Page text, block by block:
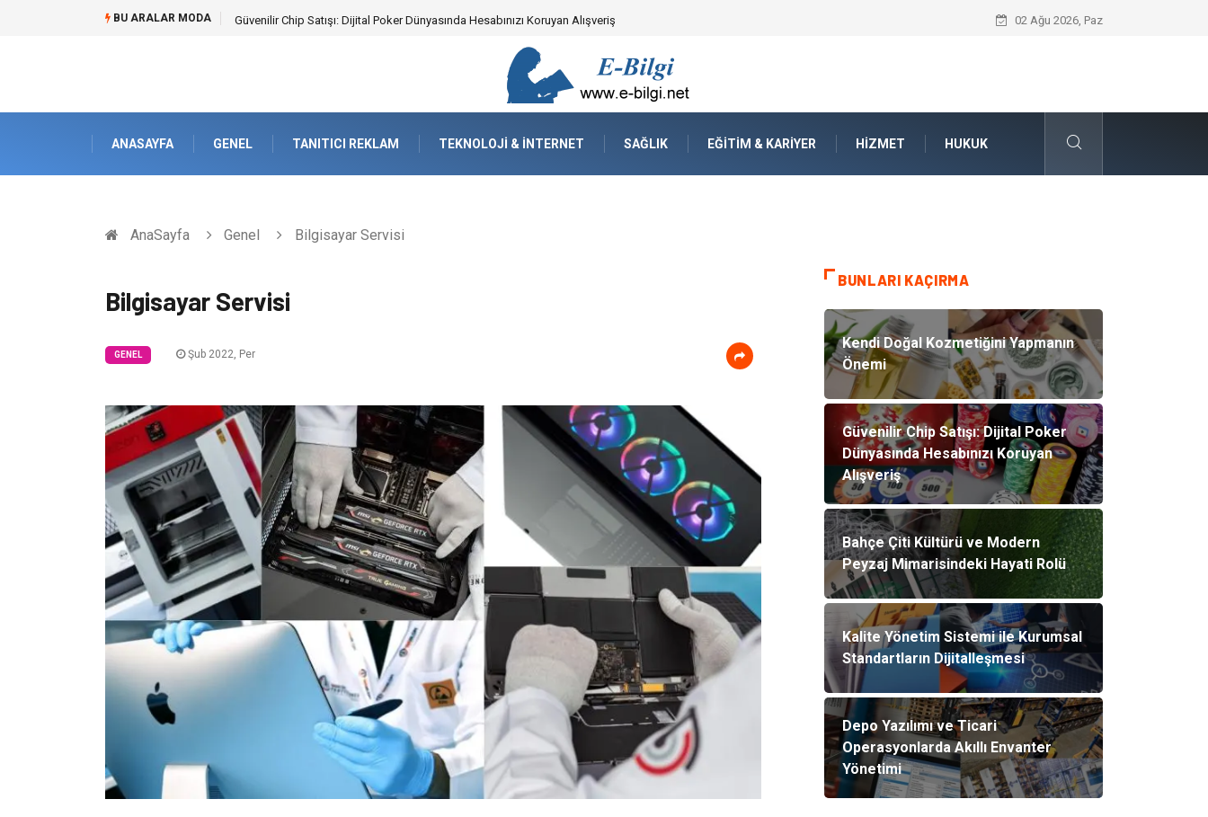
BU ARALAR MODA Güvenilir Chip Satışı: Dijital Poker Dünyasında Hesabınızı Koruyan Alışveriş Bahçe Çiti Kültürü ve Modern Peyzaj
02 Ağu 2026, Paz
ANASAYFA GENEL TANITICI REKLAM TEKNOLOJI & İNTERNET SAĞLIK EĞITIM & KARIYER HIZMET HUKUK
AnaSayfa Genel Bilgisayar Servisi
Bilgisayar Servisi
GENEL Şub 2022, Per
BUNLARI KAÇIRMA
Kendi Doğal Kozmetiğini Yapmanın
Önemi
Güvenilir Chip Satışı: Dijital Poker
Dünyasında Hesabınızı Koruyan
Alışveriş
Bahçe Çiti Kültürü ve Modern
Peyzaj Mimarisindeki Hayati Rolü
Kalite Yönetim Sistemi ile Kurumsal
Standartların Dijitalleşmesi
Depo Yazılımı ve Ticari
Operasyonlarda Akıllı Envanter
Yönetimi